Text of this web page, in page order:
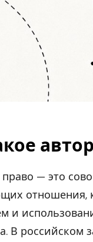
— это
отношения,
и
В российском